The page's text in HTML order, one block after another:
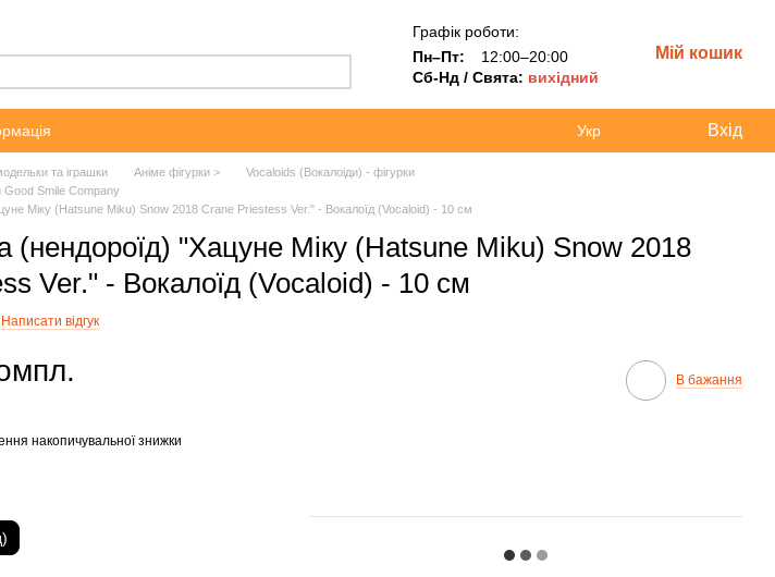
Графік роботи:
Пн–Пт:
12:00–20:00
Сб-Нд / Свята: вихідний
Мій кошик
Укр Вхід
та іграшки Аніме фігурки >
Vocaloids (Вокалоіди) - фігурки
Good Smile Company
Міку (Hatsune Miku) Snow 2018 Crane Priestess Ver." - Вокалоїд (Vocaloid) - 10 см
(нендороїд) "Хацуне Міку (Hatsune Miku) Snow 2018
Ver." - Вокалоїд (Vocaloid) - 10 см
Написати відгук
В бажання
накопичувальної знижки